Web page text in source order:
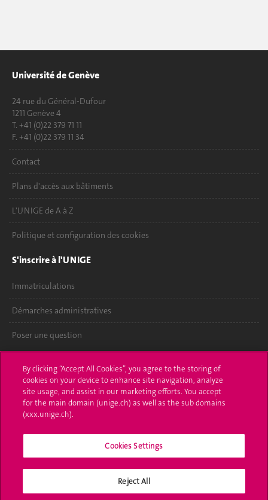
Université de Genève
24 rue du Général-Dufour
1211 Genève 4
T. +41 (0)22 379 71 11
F. +41 (0)22 379 11 34
Contact
Plans d'accès aux bâtiments
L'UNIGE de A à Z
Politique et configuration des cookies
S'inscrire à l'UNIGE
Immatriculations
Démarches administratives
Poser une question
UNIGE Mobile
Médias
Offres d'emploi
Bibliothèque
By clicking “Accept All Cookies”, you agree to the storing of
cookies on your device to enhance site navigation, analyze
site usage, and assist in our marketing efforts. You accept
for the main domain (unige.ch) as well as the sub domains
(xxx.unige.ch).
Cookies Settings
Reject All